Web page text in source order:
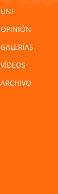
UNI
OPINIÓN
GALERÍAS
VÍDEOS
ARCHIVO